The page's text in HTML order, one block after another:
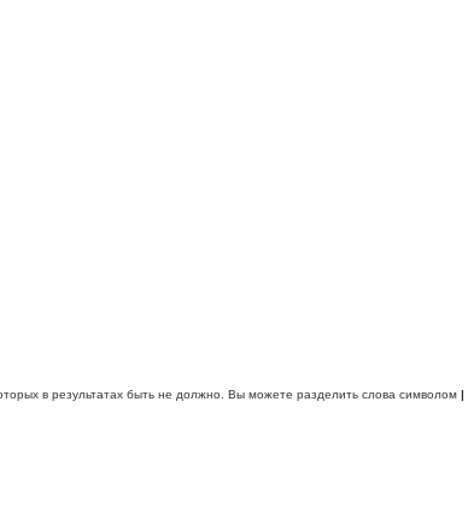
в результатах быть не должно. Вы можете разделить слова символом |